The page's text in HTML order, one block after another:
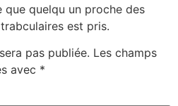
quelqu un proche des
est pris.
pas publiée. Les champs
avec *